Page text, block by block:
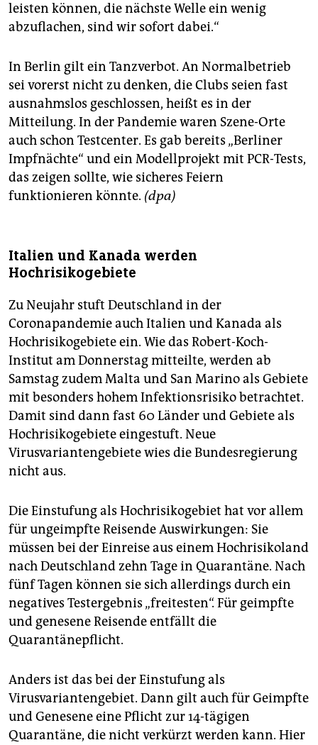
leisten können, die nächste Welle ein wenig
abzuflachen, sind wir sofort dabei.“
In Berlin gilt ein Tanzverbot. An Normalbetrieb
sei vorerst nicht zu denken, die Clubs seien fast
ausnahmslos geschlossen, heißt es in der
Mitteilung. In der Pandemie waren Szene-Orte
auch schon Testcenter. Es gab bereits „Berliner
Impfnächte“ und ein Modellprojekt mit PCR-Tests,
das zeigen sollte, wie sicheres Feiern
funktionieren könnte. (dpa)
Italien und Kanada werden
Hochrisikogebiete
Zu Neujahr stuft Deutschland in der
Coronapandemie auch Italien und Kanada als
Hochrisikogebiete ein. Wie das Robert-Koch-
Institut am Donnerstag mitteilte, werden ab
Samstag zudem Malta und San Marino als Gebiete
mit besonders hohem Infektionsrisiko betrachtet.
Damit sind dann fast 60 Länder und Gebiete als
Hochrisikogebiete eingestuft. Neue
Virusvariantengebiete wies die Bundesregierung
nicht aus.
Die Einstufung als Hochrisikogebiet hat vor allem
für ungeimpfte Reisende Auswirkungen: Sie
müssen bei der Einreise aus einem Hochrisikoland
nach Deutschland zehn Tage in Quarantäne. Nach
fünf Tagen können sie sich allerdings durch ein
negatives Testergebnis „freitesten“. Für geimpfte
und genesene Reisende entfällt die
Quarantänepflicht.
Anders ist das bei der Einstufung als
Virusvariantengebiet. Dann gilt auch für Geimpfte
und Genesene eine Pflicht zur 14-tägigen
Quarantäne, die nicht verkürzt werden kann. Hier